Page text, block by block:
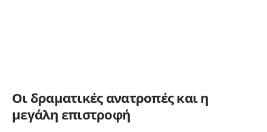
Οι δραματικές ανατροπές και η
μεγάλη επιστροφή